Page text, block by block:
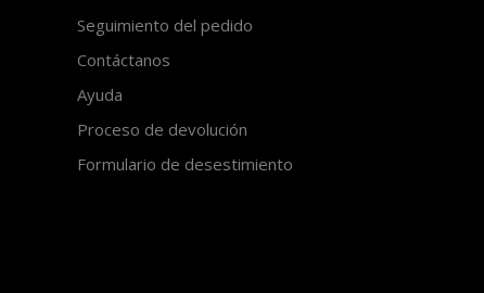
Seguimiento del pedido
Contáctanos
Ayuda
Proceso de devolución
Formulario de desestimiento